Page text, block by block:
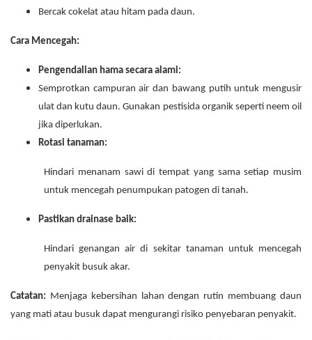
Bercak cokelat atau hitam pada daun.
Cara Mencegah:
Pengendalian hama secara alami:
Semprotkan campuran air dan bawang putih untuk mengusir
ulat dan kutu daun. Gunakan pestisida organik seperti neem oil
jika diperlukan.
Rotasi tanaman:
Hindari menanam sawi di tempat yang sama setiap musim
untuk mencegah penumpukan patogen di tanah.
Pastikan drainase baik:
Hindari genangan air di sekitar tanaman untuk mencegah
penyakit busuk akar.
Catatan: Menjaga kebersihan lahan dengan rutin membuang daun
yang mati atau busuk dapat mengurangi risiko penyebaran penyakit.